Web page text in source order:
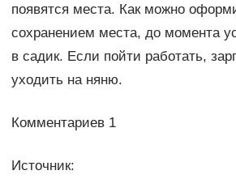
появятся места. Как можно
сохранением места, до момента
в садик. Если пойти работать,
уходить на няню.
Комментариев 1
Источник: